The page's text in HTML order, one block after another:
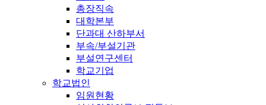
총장직속
대학본부
단과대 산하부서
부속/부설기관
부설연구센터
학교기업
학교법인
임원현황